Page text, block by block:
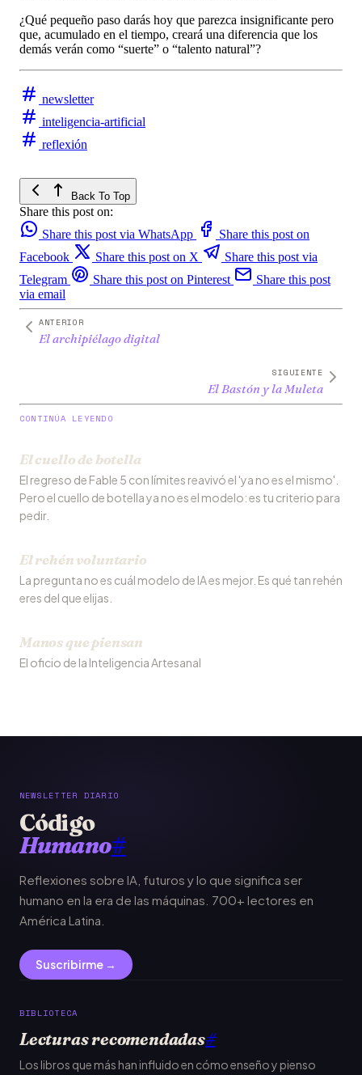
¿Qué pequeño paso darás hoy que parezca insignificante pero
que, acumulado en el tiempo, creará una diferencia que los
demás verán como “suerte” o “talento natural”?
newsletter
inteligencia-artificial
reflexión
Back To Top
Share this post on:
Share this post via WhatsApp
Share this post on
Facebook
Share this post on X
Share this post via
Telegram
Share this post on Pinterest
Share this post
via email
ANTERIOR
El archipiélago digital
SIGUIENTE
El Bastón y la Muleta
CONTINÚA LEYENDO
El cuello de botella
El regreso de Fable 5 con límites reavivó el 'ya no es el mismo'.
Pero el cuello de botella ya no es el modelo: es tu criterio para
pedir.
El rehén voluntario
La pregunta no es cuál modelo de IA es mejor. Es qué tan rehén
eres del que elijas.
Manos que piensan
El oficio de la Inteligencia Artesanal
NEWSLETTER DIARIO
Código
Humano#
Reflexiones sobre IA, futuros y lo que significa ser
humano en la era de las máquinas. 700+ lectores en
América Latina.
Suscribirme →
BIBLIOTECA
Lecturas recomendadas#
Los libros que más han influido en cómo enseño y pienso